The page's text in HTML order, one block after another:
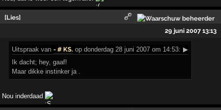
[Lies]
29 juni 2007 13:13
Uitspraak van- # KS. op donderdag 28 juni 2007 om 14:53: ▶
Ik dacht; hey, gaaf!
Maar dikke instinker ja .
Nou inderdaad